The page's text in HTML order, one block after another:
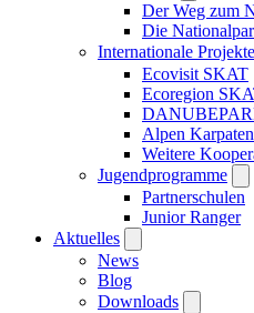
Der Weg zum
Die
Internationale Projekte
Ecovisit SKAT
Ecoregion
Alpen
Weitere
Jugendprogramme
Partnerschulen
Junior Ranger
Aktuelles
News
Blog
Downloads